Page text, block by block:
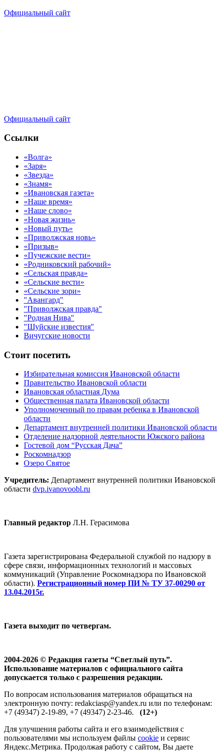
Официальный сайт
Официальный сайт
Ссылки
«Волга»
«Заря»
«Звезда»
«Знамя»
«Ивановская газета»
«Наше время»
«Наше слово»
«Новая жизнь»
«Новый путь»
«Приволжская новь»
«Призыв»
«Пучежские вести»
«Родниковский рабочий»
«Сельская правда»
«Сельские вести»
«Сельские зори»
"Авангард"
"Приволжская правда"
"Родная Нива"
"Шуйские известия"
Вичугские новости
Стоит посетить
Избирательная комиссия Ивановской области
Правительство Ивановской области
Ивановская областная Дума
Общественная палата Ивановской области
Уполномоченный по правам ребенка в Ивановской
области
Департамент внутренней политики Ивановской области
Отделение надзорной деятельности Южского района
Гостевой дом “Русская Дача”
Роскомнадзор
Озеро Святое
Учредитель: Департамент внутренней политики Ивановской
области dvp.ivanovoobl.ru
Главный редактор Л.Н. Герасимова
Газета зарегистрирована Федеральной службой по надзору в
сфере связи, информационных технологий и массовых
коммуникаций (Управление Роскомнадзора по Ивановской
области). Регистрационный номер ПИ № ТУ 37-00290 от
13.04.2015г.
Газета выходит по четвергам.
2004-2026 © Редакция газеты “Светлый путь”.
Использование материалов с официального сайта
допускается только с разрешения редакции.
По вопросам использования материалов обращаться на
электронную почту: redakciasp@yandex.ru или по телефонам:
+7 (49347) 2-19-89, +7 (49347) 2-23-46. (12+)
Для улучшения работы сайта и его взаимодействия с
пользователями мы используем файлы cookie и сервис
Яндекс.Метрика. Продолжая работу с сайтом, Вы даете